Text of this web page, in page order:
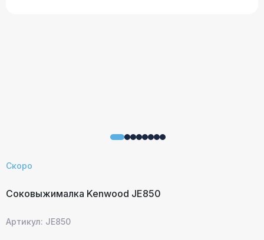
Скоро
Соковыжималка Kenwood JE850
Артикул: JE850